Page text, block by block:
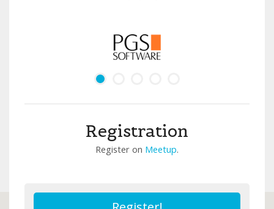
Registration
Register on Meetup.